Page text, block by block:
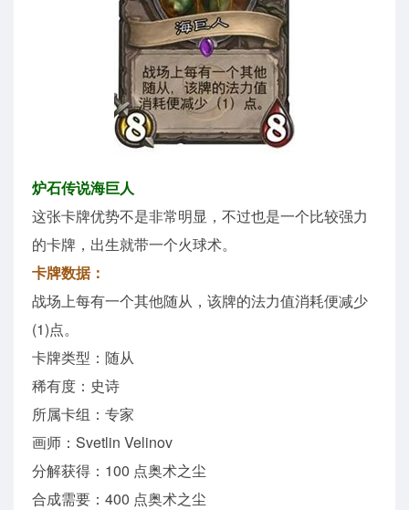
炉石传说海巨人
这张卡牌优势不是非常明显，不过也是一个比较强力
的卡牌，出生就带一个火球术。
卡牌数据：
战场上每有一个其他随从，该牌的法力值消耗便减少
(1)点。
卡牌类型：随从
稀有度：史诗
所属卡组：专家
画师：Svetlin Velinov
分解获得：100 点奥术之尘
合成需要：400 点奥术之尘